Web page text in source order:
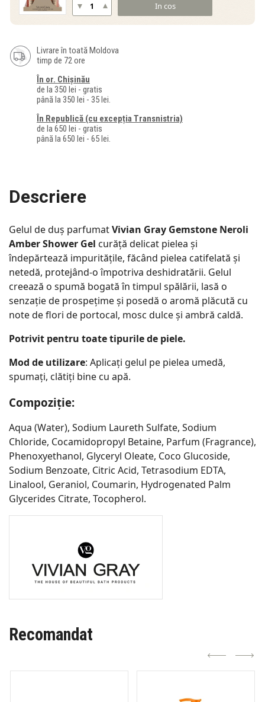
In cos
Livrare în toată Moldova
timp de 72 ore
În or. Chișinău
de la 350 lei - gratis
până la 350 lei - 35 lei.
În Republică (cu excepția Transnistria)
de la 650 lei - gratis
până la 650 lei - 65 lei.
Descriere
Gelul de duș parfumatVivian Gray Gemstone Neroli
Amber Shower Gel curăță delicat pielea și
îndepărtează impuritățile, făcând pielea catifelată și
netedă, protejând-o împotriva deshidratării. Gelul
creează o spumă bogată în timpul spălării, lasă o
senzație de prospețime și posedă o aromă plăcută cu
note de flori de portocal, mosc dulce și ambră caldă.
Potrivit pentru toate tipurile de piele.
Mod de utilizare: Aplicați gelul pe pielea umedă,
spumați, clătiți bine cu apă.
Compoziție:
Aqua (Water), Sodium Laureth Sulfate, Sodium
Chloride, Cocamidopropyl Betaine, Parfum (Fragrance),
Phenoxyethanol, Glyceryl Oleate, Coco Glucoside,
Sodium Benzoate, Citric Acid, Tetrasodium EDTA,
Linalool, Geraniol, Coumarin, Hydrogenated Palm
Glycerides Citrate, Tocopherol.
Recomandat